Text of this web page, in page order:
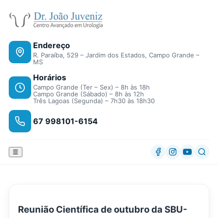
Endereço
R. Paraíba, 529 – Jardim dos Estados, Campo Grande –
MS
Horários
Campo Grande (Ter – Sex) – 8h às 18h
Campo Grande (Sábado) – 8h às 12h
Três Lagoas (Segunda) – 7h30 às 18h30
67 998101-6154
☰
Reunião Científica de outubro da SBU-